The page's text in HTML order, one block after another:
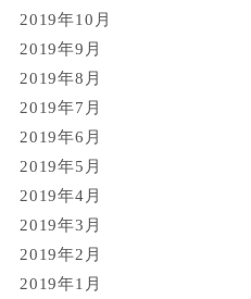
2019年10月
2019年9月
2019年8月
2019年7月
2019年6月
2019年5月
2019年4月
2019年3月
2019年2月
2019年1月